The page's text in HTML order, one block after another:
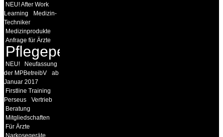
NEU! After Work
Learning
Medizin-
Techniker
Medizinprodukte
Anfrage für Ärzte
Pflegepersonal
NEU!
Neufassung
der MPBetreibV
ab
Januar 2017
Firstline Training
Perseus
Vertrieb
Beratung
Mitgliedschaften
Für Ärzte
Narkosegeräte